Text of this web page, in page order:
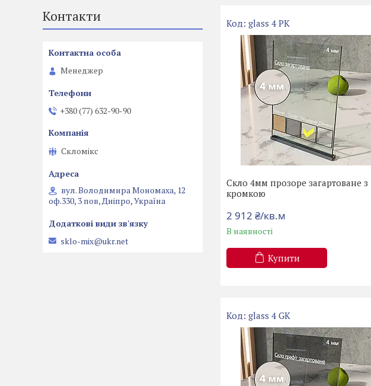
glass 4 PK
Скло 4мм прозоре загартоване з
кромкою
2 912 ₴/кв.м
В наявності
Купити
glass 4 GK
Контакти
Менеджер
+380 (77) 632-90-90
Скломікс
вул. Володимира Мономаха, 12
оф.330, 3 пов, Дніпро, Україна
sklo-mix@ukr.net